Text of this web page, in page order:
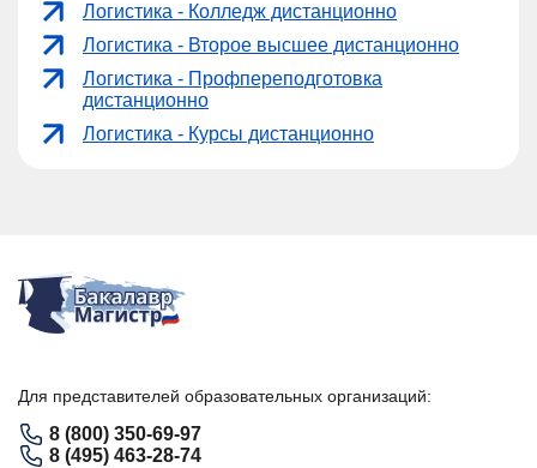
Логистика - Колледж дистанционно
Логистика - Второе высшее дистанционно
Логистика - Профпереподготовка
дистанционно
Логистика - Курсы дистанционно
Для представителей образовательных организаций:
8 (800) 350-69-97
8 (495) 463-28-74